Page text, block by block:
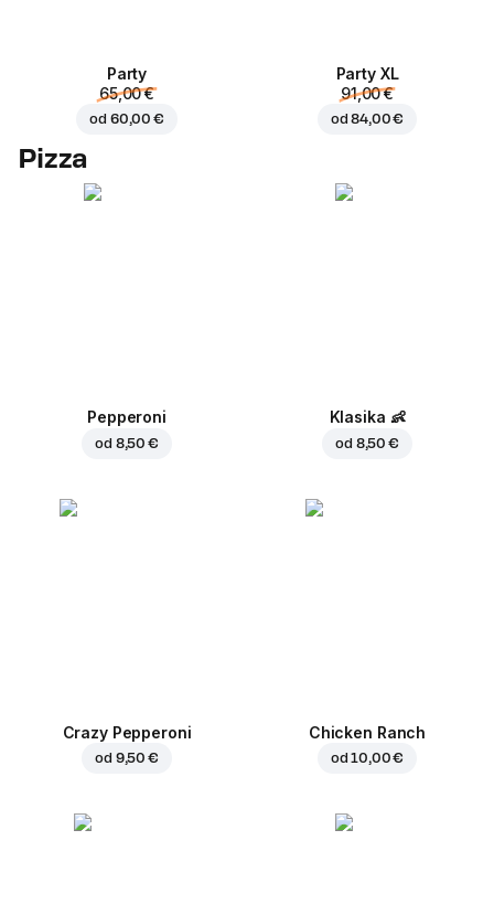
Party
65,00 €
od 60,00 €
Party XL
91,00 €
od84,00 €
Pizza
Pepperoni
od 8,50 €
Klasika 👶
od 8,50 €
Crazy Pepperoni
od 9,50 €
Chicken Ranch
od10,00 €